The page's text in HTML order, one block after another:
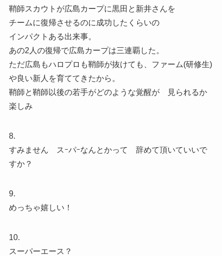
鞘師スカウトが広島カープに黒田と新井さんを
チームに復帰させるのに成功したくらいの
インパクトある出来事。
あの2人の復帰で広島カープは三連覇した。
ただ広島もハロプロも鞘師が抜けても、ファーム(研修生)
や良い新人を育ててきたから。
鞘師と鞘師以後の若手がどのような覚醒が 見られるか
楽しみ
8.
すみません スｰパｰなんとかって 辞めて頂いていいで
すか？
9.
めっちゃ嬉しい！
10.
スーパーエース？